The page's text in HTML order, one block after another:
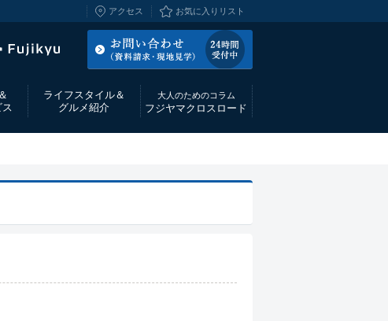
アクセス お気に入りリスト
ライフスタイル＆
グルメ紹介
大人のためのコラム
フジヤマクロスロード